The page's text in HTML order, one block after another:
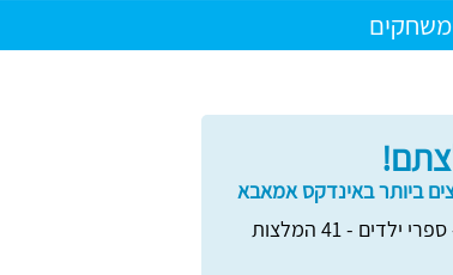
ביותר באינדקס אמאבא
דן שטאובר - ספרי ילדים - 41 המלצות